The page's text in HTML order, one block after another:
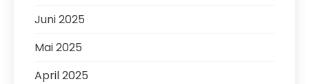
Juni 2025
Mai 2025
April 2025